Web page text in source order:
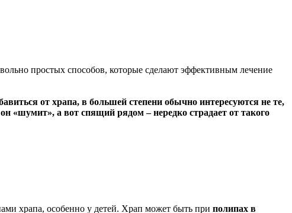
простых способов, которые сделают эффективным лечение
от храпа, в большей степени обычно интересуются не те,
«шумит», а вот спящий рядом – нередко страдает от такого
храпа, особенно у детей. Храп может быть при полипах в